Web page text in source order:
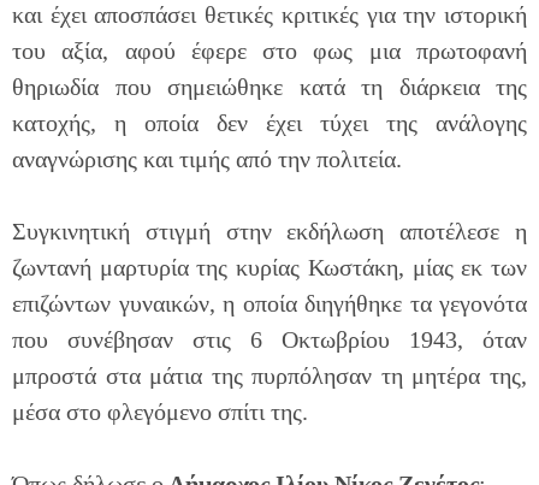
και έχει αποσπάσει θετικές κριτικές για την ιστορική
του αξία, αφού έφερε στο φως μια πρωτοφανή
θηριωδία που σημειώθηκε κατά τη διάρκεια της
κατοχής, η οποία δεν έχει τύχει της ανάλογης
αναγνώρισης και τιμής από την πολιτεία.
Συγκινητική στιγμή στην εκδήλωση αποτέλεσε η
ζωντανή μαρτυρία της κυρίας Κωστάκη, μίας εκ των
επιζώντων γυναικών, η οποία διηγήθηκε τα γεγονότα
που συνέβησαν στις 6 Οκτωβρίου 1943, όταν
μπροστά στα μάτια της πυρπόλησαν τη μητέρα της,
μέσα στο φλεγόμενο σπίτι της.